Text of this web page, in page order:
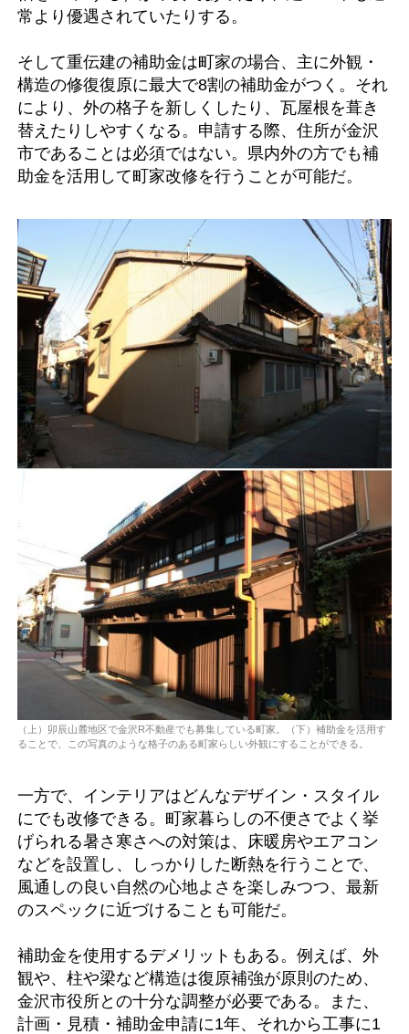
常より優遇されていたりする。
そして重伝建の補助金は町家の場合、主に外観・
構造の修復復原に最大で8割の補助金がつく。それ
により、外の格子を新しくしたり、瓦屋根を葺き
替えたりしやすくなる。申請する際、住所が金沢
市であることは必須ではない。県内外の方でも補
助金を活用して町家改修を行うことが可能だ。
（上）卯辰山麓地区で金沢R不動産でも募集している町家。（下）補助金を活用す
ることで、この写真のような格子のある町家らしい外観にすることができる。
一方で、インテリアはどんなデザイン・スタイル
にでも改修できる。町家暮らしの不便さでよく挙
げられる暑さ寒さへの対策は、床暖房やエアコン
などを設置し、しっかりした断熱を行うことで、
風通しの良い自然の心地よさを楽しみつつ、最新
のスペックに近づけることも可能だ。
補助金を使用するデメリットもある。例えば、外
観や、柱や梁など構造は復原補強が原則のため、
金沢市役所との十分な調整が必要である。また、
計画・見積・補助金申請に1年、それから工事に1